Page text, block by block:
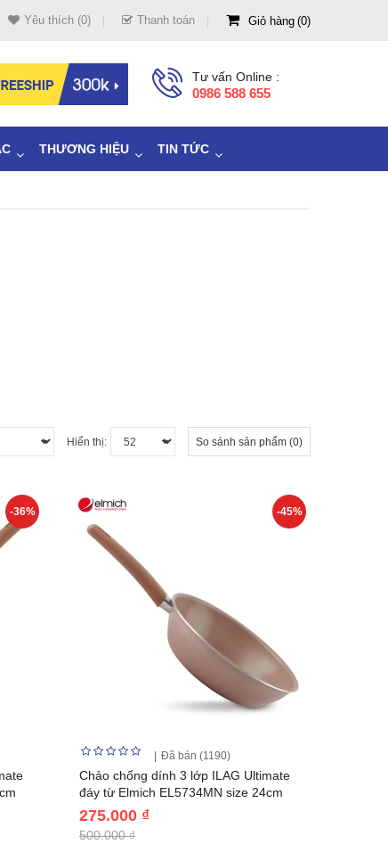
Yêu thích (0) Thanh toán Giỏ hàng 0
Tư vấn Online :
0986 588 655
THƯƠNG HIỆU TIN TỨC
Hiển thị: So sánh sản phẩm (0)
-36% -45%
Đã bán (1190)
Chảo chống dính 3 lớp ILAG Ultimate
đáy từ Elmich EL5734MN size 24cm
275.000 ₫
500.000 ₫